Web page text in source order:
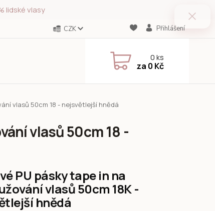
lidské vlasy
CZK Přihlášení
0ks
za 0 Kč
vlasů 50cm 18 - nejsvětlejší hnědá
vlasů 50cm 18 -
PU pásky tape in na
vlasů 50cm 18K -
hnědá